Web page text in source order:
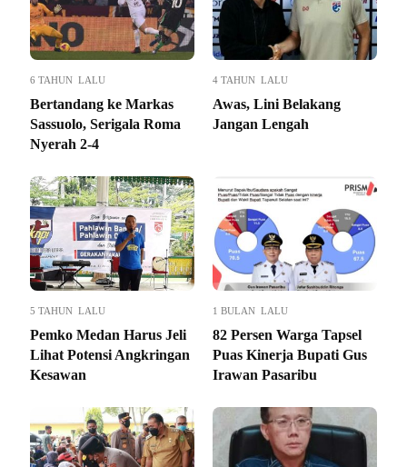
6 TAHUN LALU
Bertandang ke Markas
Sassuolo, Serigala Roma
Nyerah 2-4
4 TAHUN LALU
Awas, Lini Belakang
Jangan Lengah
5 TAHUN LALU
Pemko Medan Harus Jeli
Lihat Potensi Angkringan
Kesawan
1 BULAN LALU
82 Persen Warga Tapsel
Puas Kinerja Bupati Gus
Irawan Pasaribu